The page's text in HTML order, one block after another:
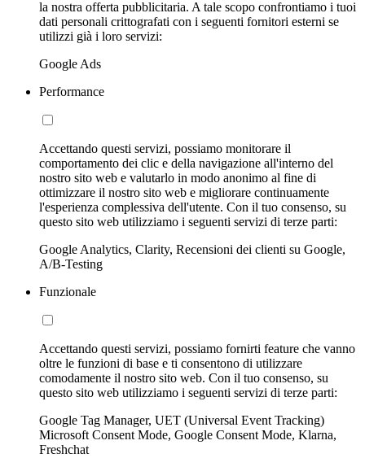
la nostra offerta pubblicitaria. A tale scopo confrontiamo i tuoi
dati personali crittografati con i seguenti fornitori esterni se
utilizzi già i loro servizi:
Google Ads
Performance
Accettando questi servizi, possiamo monitorare il
comportamento dei clic e della navigazione all'interno del
nostro sito web e valutarlo in modo anonimo al fine di
ottimizzare il nostro sito web e migliorare continuamente
l'esperienza complessiva dell'utente. Con il tuo consenso, su
questo sito web utilizziamo i seguenti servizi di terze parti:
Google Analytics, Clarity, Recensioni dei clienti su Google,
A/B-Testing
Funzionale
Accettando questi servizi, possiamo fornirti feature che vanno
oltre le funzioni di base e ti consentono di utilizzare
comodamente il nostro sito web. Con il tuo consenso, su
questo sito web utilizziamo i seguenti servizi di terze parti:
Google Tag Manager, UET (Universal Event Tracking)
Microsoft Consent Mode, Google Consent Mode, Klarna,
Freshchat